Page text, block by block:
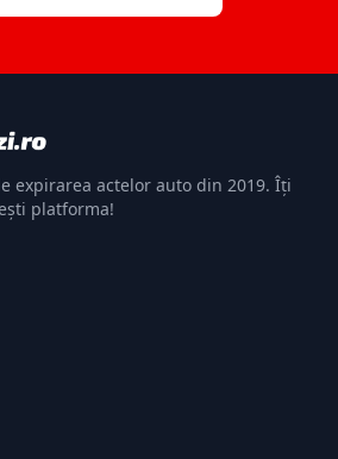
expirarea actelor auto din 2019. Îți
platforma!